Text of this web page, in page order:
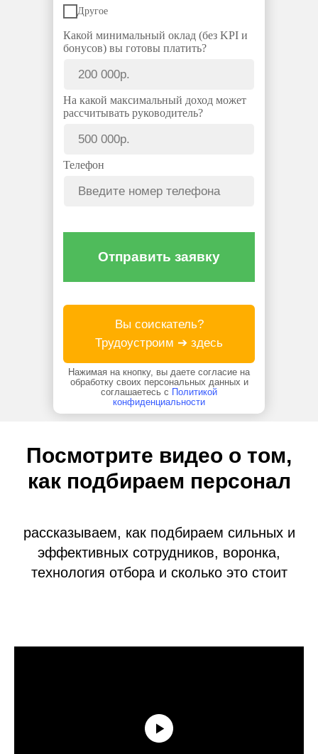
Другое
Какой минимальный оклад (без KPI и
бонусов) вы готовы платить?
На какой максимальный доход может
рассчитывать руководитель?
Телефон
Отправить заявку
Нажимая на кнопку, вы даете согласие на
обработку своих персональных данных и
соглашаетесь с Политикой
конфиденциальности
Вы соискатель?
Трудоустроим ➔ здесь
Посмотрите видео о том,
как подбираем персонал
рассказываем, как подбираем сильных и
эффективных сотрудников, воронка,
технология отбора и сколько это стоит